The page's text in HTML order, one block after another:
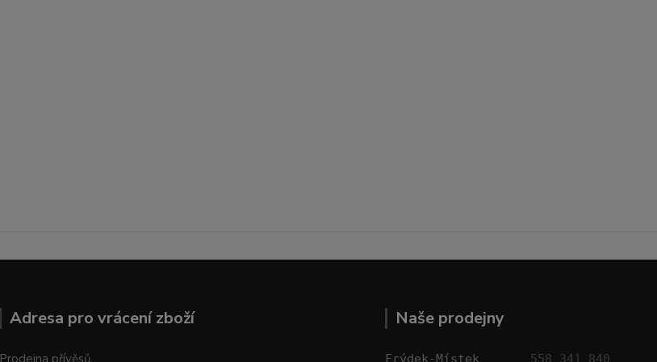
Adresa pro vrácení zboží
Prodejna přívěsů
Naše prodejny
Frýdek-Místek 558 341 840